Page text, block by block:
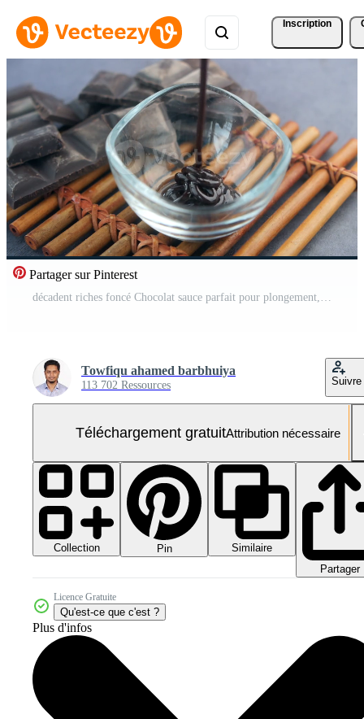
Inscription
Partager sur Pinterest
décadent riches foncé Chocolat sauce parfait pour plongement, bruine ou garnir Vidéo Gratuite
Towfiqu ahamed barbhuiya
113 702 Ressources Suivre
Téléchargement gratuitAttribution nécessaire
Collection Pin
Similaire
Partager
Licence Gratuite
Qu'est-ce que c'est ?
Plus d'infos